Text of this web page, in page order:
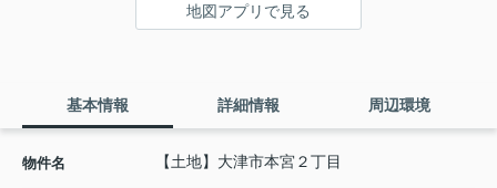
地図アプリで見る
基本情報 詳細情報 周辺環境
物件名 【土地】大津市本宮２丁目